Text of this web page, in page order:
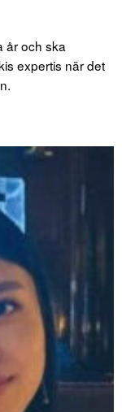
år och ska
expertis när det